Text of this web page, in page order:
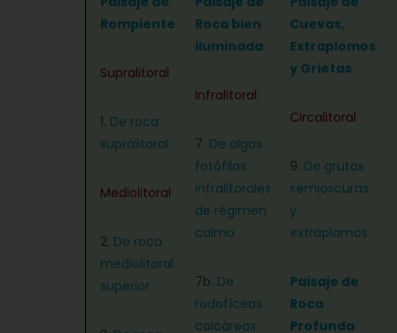
Rompiente
Supralitoral
1. De roca
supralitoral
Mediolitoral
2. De roca
mediolitoral
superior
Roca bien
iluminada
Infralitoral
7. De algas
fotófilas
infralitorales
de régimen
calmo
7b. De
rodofíceas
calcáreas
Cuevas,
Extraplomos
y Grietas
Circalitoral
9. De grutas
semioscuras
y
extraplomos
Paisaje de
Roca
Profunda